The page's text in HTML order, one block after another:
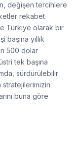
değişen tercihlere
rekabet
Türkiye olarak bir
başına yıllık
500 dolar
tek başına
sürdürülebilir
stratejilerimizin
buna göre